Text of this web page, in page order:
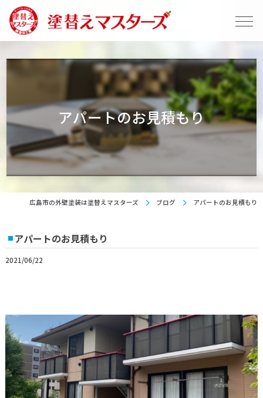
アパートのお見積もり
広島市の外壁塗装は塗替えマスターズ ブログ アパートのお見積もり
アパートのお見積もり
2021/06/22